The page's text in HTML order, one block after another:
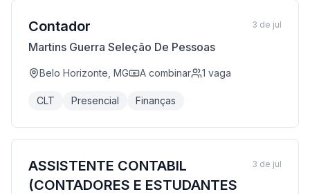
Contador
Martins Guerra Seleção De Pessoas
Belo Horizonte, MG A combinar 1 vaga
CLT Presencial Finanças
3 de jul
ASSISTENTE CONTABIL
(CONTADORES E ESTUDANTES
3 de jul